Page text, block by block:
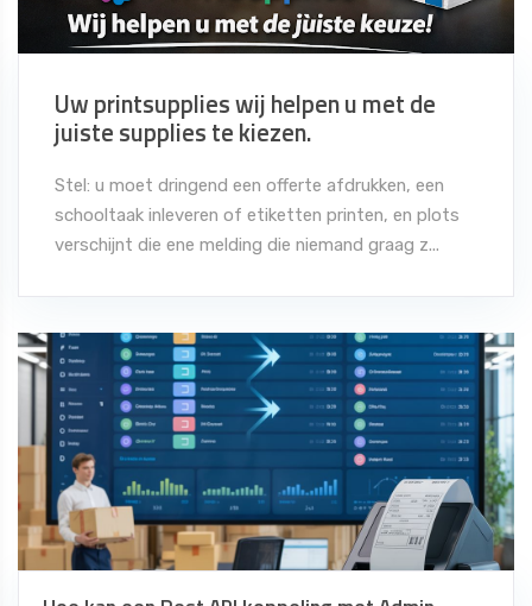
Uw printsupplies wij helpen u met de
juiste supplies te kiezen.
Stel: u moet dringend een offerte afdrukken, een
schooltaak inleveren of etiketten printen, en plots
verschijnt die ene melding die niemand graag z...